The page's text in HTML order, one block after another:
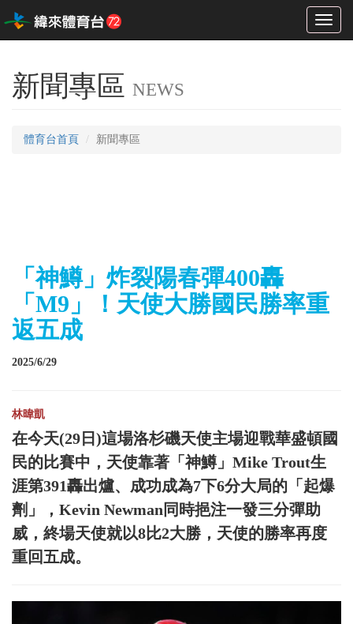
Toggle
新聞專區 NEWS
體育台首頁 新聞專區
「神鱒」炸裂陽春彈400轟
「M9」！天使大勝國民勝率重
返五成
2025/6/29
林暐凱
在今天(29日)這場洛杉磯天使主場迎戰華盛頓國
民的比賽中，天使靠著「神鱒」Mike Trout生
涯第391轟出爐、成功成為7下6分大局的「起爆
劑」，Kevin Newman同時挹注一發三分彈助
威，終場天使就以8比2大勝，天使的勝率再度
重回五成。